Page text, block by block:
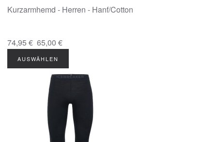
Kurzarmhemd - Herren - Hanf/Cotton
74,95 € 65,00 €
AUSWÄHLEN